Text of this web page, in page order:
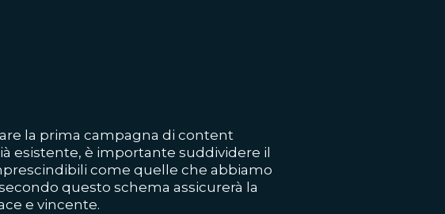
la prima campagna di content
esistente, è importante suddividere il
come quelle che abbiamo
questo schema assicurerà la
e vincente.